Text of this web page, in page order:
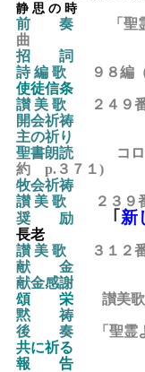
静 思 の 時
前 奏
「聖霊
曲
招 詞
詩 編 歌
９８編
使徒信条
讃 美 歌
２４９
開会祈祷
主の祈り
聖書朗読 コ
約 p.３７１)
牧会祈祷
讃 美 歌
２３９
奨 励 ｢ 新
長老
讃 美 歌
３１２
献 金
献金感謝
頌 栄讃美
黙 祷
後
奏
「聖
共に祈る
報 告